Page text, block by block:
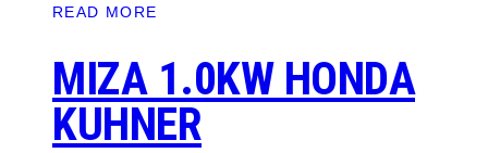
READ MORE
MIZA 1.0KW HONDA
KUHNER